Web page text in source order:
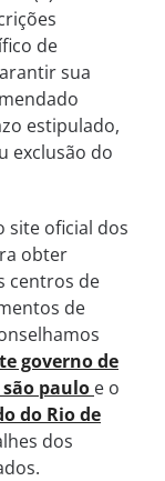
de
sua
estipulado,
exclusão do
site oficial dos
obter
centros de
de
governo de
paulo e o
do Rio de
dos